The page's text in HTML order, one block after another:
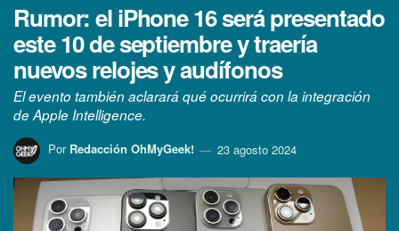
Rumor: el iPhone 16 será presentado
este 10 de septiembre y traería
nuevos relojes y audífonos
El evento también aclarará qué ocurrirá con la integración
de Apple Intelligence.
Por Redacción OhMyGeek! 23 agosto 2024